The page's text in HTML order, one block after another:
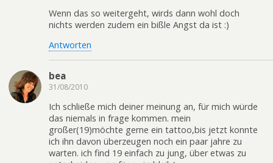
Wenn das so weitergeht, wirds dann wohl doch
nichts werden zudem ein bißle Angst da ist :)
Antworten
bea
31/08/2010
Ich schließe mich deiner meinung an, für mich würde
das niemals in frage kommen. mein
großer(19)möchte gerne ein tattoo,bis jetzt konnte
ich ihn davon überzeugen noch ein paar jahre zu
warten. ich find 19 einfach zu jung, über etwas zu